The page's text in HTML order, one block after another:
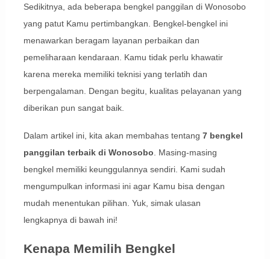
Sedikitnya, ada beberapa bengkel panggilan di Wonosobo
yang patut Kamu pertimbangkan. Bengkel-bengkel ini
menawarkan beragam layanan perbaikan dan
pemeliharaan kendaraan. Kamu tidak perlu khawatir
karena mereka memiliki teknisi yang terlatih dan
berpengalaman. Dengan begitu, kualitas pelayanan yang
diberikan pun sangat baik.
Dalam artikel ini, kita akan membahas tentang 7 bengkel
panggilan terbaik di Wonosobo . Masing-masing
bengkel memiliki keunggulannya sendiri. Kami sudah
mengumpulkan informasi ini agar Kamu bisa dengan
mudah menentukan pilihan. Yuk, simak ulasan
lengkapnya di bawah ini!
Kenapa Memilih Bengkel